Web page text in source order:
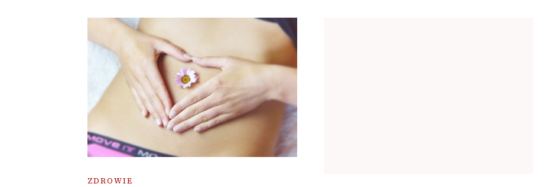
ZDROWIE